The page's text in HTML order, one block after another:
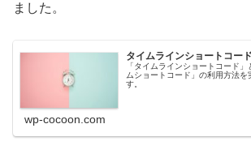
ました。
タイムラインショートコー
「タイムラインショートコード
ムショートコード」の利用方法を
す。
wp-cocoon.com